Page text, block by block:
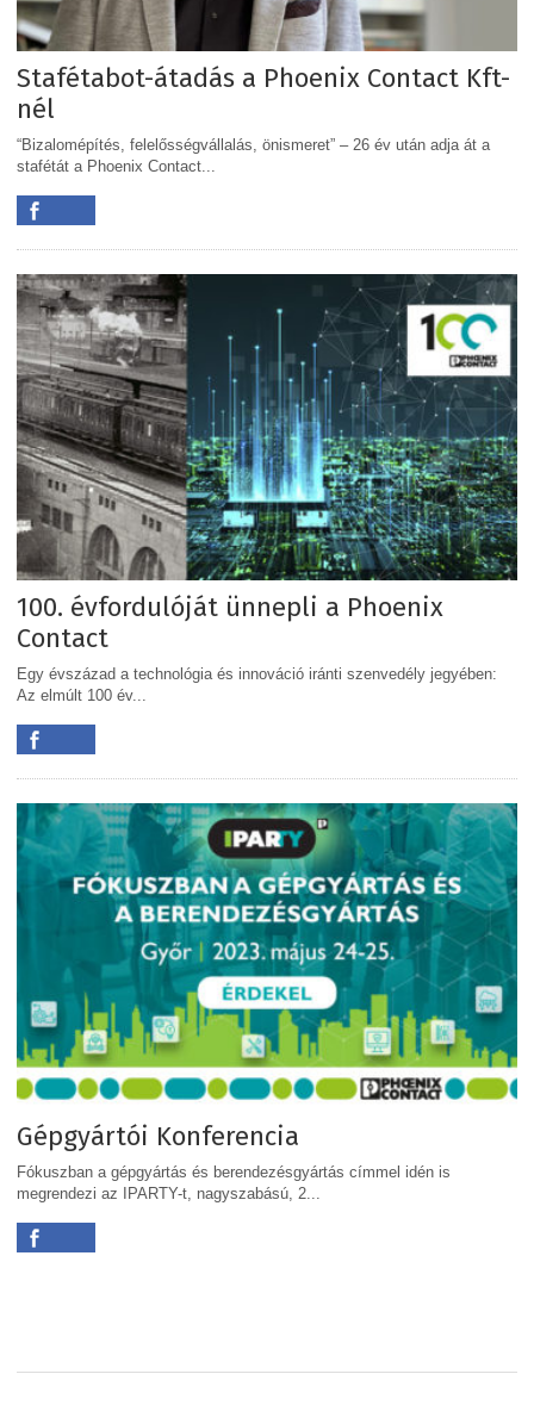
Stafétabot-átadás a Phoenix Contact Kft-
nél
“Bizalomépítés, felelősségvállalás, önismeret” – 26 év után adja át a
stafétát a Phoenix Contact...
100. évfordulóját ünnepli a Phoenix
Contact
Egy évszázad a technológia és innováció iránti szenvedély jegyében:
Az elmúlt 100 év...
Gépgyártói Konferencia
Fókuszban a gépgyártás és berendezésgyártás címmel idén is
megrendezi az IPARTY-t, nagyszabású, 2...